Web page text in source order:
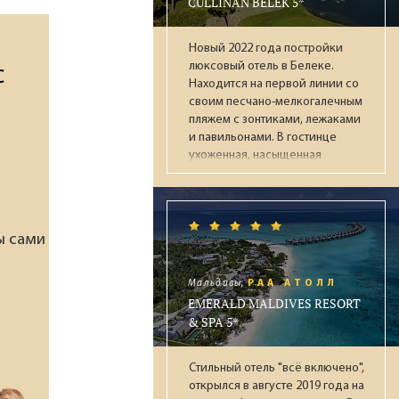
сами
престижных наград (Condé Nast
идеален для взыскательных
путешественников, ищущих
уединение и высочайший
уровень сервиса.
Новый 2022 года постройки
люксовый отель в Белеке.
Находится на первой линии со
своим песчано-мелкогалечным
пляжем с зонтиками, лежаками
и павильонами. В гостинце
ухоженная, насыщенная
инфраструктурой территория
граничащая с гольф клубом,
которым могут пользоваться
постояльцы отеля. К услугам
гостей 5 ресторанов, 20 баров,
открытые и закрытые бассейны
(в т.ч. с подогревом зимой),
аквапарк с 13 воднымии
горками, СПА-центр,
тренажёрный зал, детская зона
круглосуточный зал ожидания
при раннем заезде / позднем
Мальдивы,РАА АТОЛЛ
EMERALD MALDIVES RESORT
& SPA 5*
Стильный отель "всё включено",
открылся в августе 2019 года на